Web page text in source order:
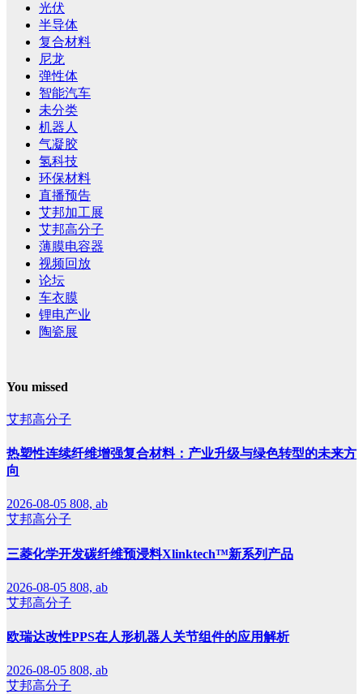
光伏
半导体
复合材料
尼龙
弹性体
智能汽车
未分类
机器人
气凝胶
氢科技
环保材料
直播预告
艾邦加工展
艾邦高分子
薄膜电容器
视频回放
论坛
车衣膜
锂电产业
陶瓷展
You missed
艾邦高分子
热塑性连续纤维增强复合材料：产业升级与绿色转型的未来方
向
2026-08-05 808, ab
艾邦高分子
三菱化学开发碳纤维预浸料Xlinktech™新系列产品
2026-08-05 808, ab
艾邦高分子
欧瑞达改性PPS在人形机器人关节组件的应用解析
2026-08-05 808, ab
艾邦高分子